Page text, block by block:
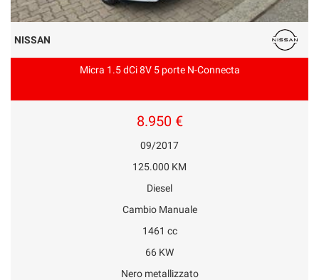
NISSAN
Micra 1.5 dCi 8V 5 porte N-Connecta
8.950 €
09/2017
125.000 KM
Diesel
Cambio Manuale
1461 cc
66 KW
Nero metallizzato